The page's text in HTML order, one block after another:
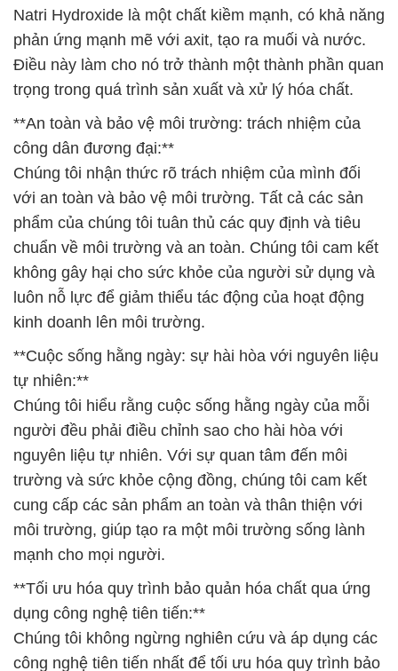
Natri Hydroxide là một chất kiềm mạnh, có khả năng
phản ứng mạnh mẽ với axit, tạo ra muối và nước.
Điều này làm cho nó trở thành một thành phần quan
trọng trong quá trình sản xuất và xử lý hóa chất.
**An toàn và bảo vệ môi trường: trách nhiệm của
công dân đương đại:**
Chúng tôi nhận thức rõ trách nhiệm của mình đối
với an toàn và bảo vệ môi trường. Tất cả các sản
phẩm của chúng tôi tuân thủ các quy định và tiêu
chuẩn về môi trường và an toàn. Chúng tôi cam kết
không gây hại cho sức khỏe của người sử dụng và
luôn nỗ lực để giảm thiểu tác động của hoạt động
kinh doanh lên môi trường.
**Cuộc sống hằng ngày: sự hài hòa với nguyên liệu
tự nhiên:**
Chúng tôi hiểu rằng cuộc sống hằng ngày của mỗi
người đều phải điều chỉnh sao cho hài hòa với
nguyên liệu tự nhiên. Với sự quan tâm đến môi
trường và sức khỏe cộng đồng, chúng tôi cam kết
cung cấp các sản phẩm an toàn và thân thiện với
môi trường, giúp tạo ra một môi trường sống lành
mạnh cho mọi người.
**Tối ưu hóa quy trình bảo quản hóa chất qua ứng
dụng công nghệ tiên tiến:**
Chúng tôi không ngừng nghiên cứu và áp dụng các
công nghệ tiên tiến nhất để tối ưu hóa quy trình bảo